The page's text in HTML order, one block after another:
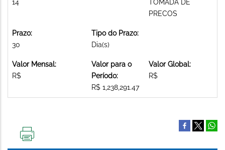
14
TOMADA DE
PRECOS
Prazo:
30
Tipo do Prazo:
Dia(s)
Valor Mensal:
R$
Valor para o
Período:
R$ 1,238,291.47
Valor Global:
R$